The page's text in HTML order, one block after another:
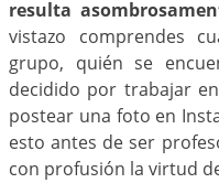
resulta
vistazo comprendes
grupo, quién se
decidido por trabajar
postear una foto en
esto antes de ser
con profusión la virtud